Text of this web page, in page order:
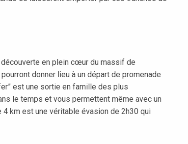
en plein cœur du massif de
donner lieu à un départ de promenade
est une sortie en famille des plus
le temps et vous permettent même avec un
km est une véritable évasion de 2h30 qui